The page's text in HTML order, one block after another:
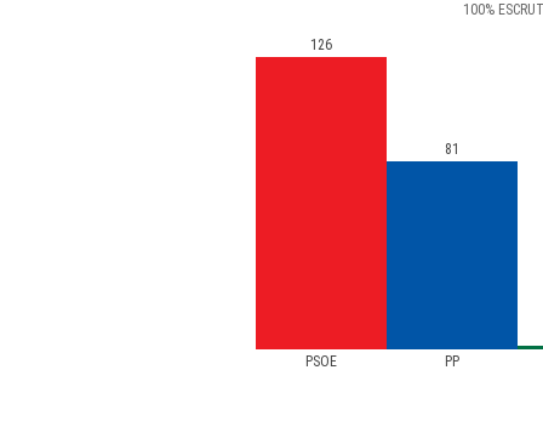
100%
PSOE PP
126
81